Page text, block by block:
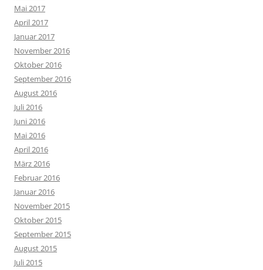
Mai 2017
April 2017
Januar 2017
November 2016
Oktober 2016
September 2016
August 2016
Juli 2016
Juni 2016
Mai 2016
April 2016
März 2016
Februar 2016
Januar 2016
November 2015
Oktober 2015
September 2015
August 2015
Juli 2015